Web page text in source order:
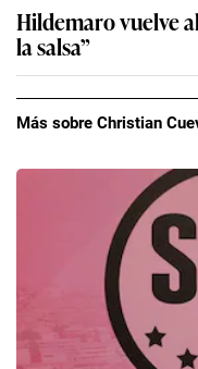
Hildemaro vuelve
la salsa”
Más sobre Christian